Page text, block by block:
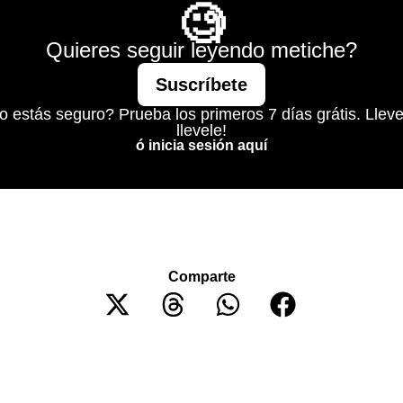
🧐
Quieres seguir leyendo metiche?
Suscríbete
estás seguro? Prueba los primeros 7 días grátis.
llevele!
ó inicia sesión aquí
Comparte